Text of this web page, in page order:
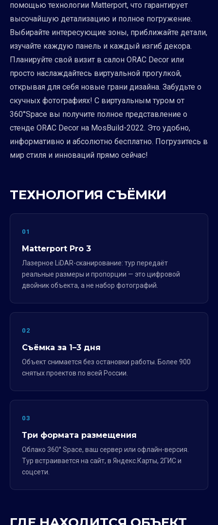
помощью технологии Matterport, что гарантирует
высочайшую детализацию и полное погружение.
Выбирайте интересующие зоны, приближайте детали,
изучайте каждую панель и каждый изгиб декора.
Планируйте свой визит в салон ORAC Decor или
просто наслаждайтесь виртуальной прогулкой,
открывая для себя новые грани дизайна. Забудьте о
скучных фотографиях! С виртуальным туром от
360°Space вы получите полное представление о
стенде ORAC Decor на MosBuild-2022. Это удобно,
информативно и абсолютно бесплатно. Погрузитесь в
мир стиля и инноваций прямо сейчас!
ТЕХНОЛОГИЯ СЪЁМКИ
01
Matterport Pro 3
Лазерное LiDAR-сканирование: тур передаёт
реальные размеры и пропорции — это цифровой
двойник объекта, а не набор фотографий.
02
Съёмка за 1–3 дня
Объект снимается без остановки работы. Более 900
снятых проектов по всей России.
03
Три формата размещения
Облако 360° Space, ваш сервер или офлайн-версия.
Тур встраивается на сайт, в Яндекс.Карты, 2ГИС и
соцсети.